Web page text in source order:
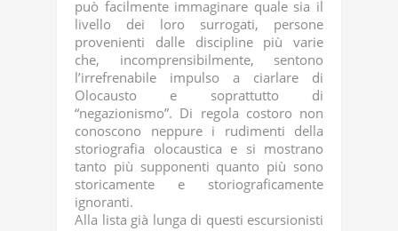
può facilmente immaginare quale sia il
livello dei loro surrogati, persone
provenienti dalle discipline più varie
che, incomprensibilmente, sentono
l’irrefrenabile impulso a ciarlare di
Olocausto e soprattutto di
“negazionismo”. Di regola costoro non
conoscono neppure i rudimenti della
storiografia olocaustica e si mostrano
tanto più supponenti quanto più sono
storicamente e storiograficamente
ignoranti.
Alla lista già lunga di questi escursionisti